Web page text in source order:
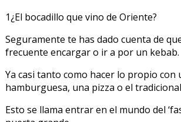
1¿El bocadillo que vino de Oriente?
Seguramente te has dado cuenta de
frecuente encargar o ir a por un kebab.
Ya casi tanto como hacer lo propio con
hamburguesa, una pizza o el
Esto se llama entrar en el mundo del